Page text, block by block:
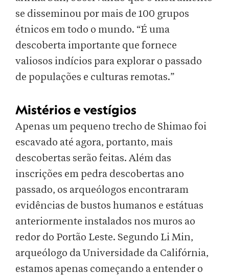
se disseminou por mais de 100 grupos
étnicos em todo o mundo. “É uma
descoberta importante que fornece
valiosos indícios para explorar o passado
de populações e culturas remotas.”
Mistérios e vestígios
Apenas um pequeno trecho de Shimao foi
escavado até agora, portanto, mais
descobertas serão feitas. Além das
inscrições em pedra descobertas ano
passado, os arqueólogos encontraram
evidências de bustos humanos e estátuas
anteriormente instalados nos muros ao
redor do Portão Leste. Segundo Li Min,
arqueólogo da Universidade da Califórnia,
estamos apenas começando a entender o